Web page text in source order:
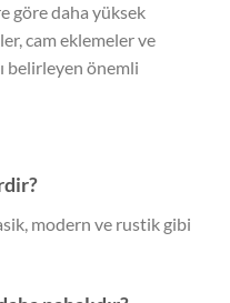
göre daha yüksek
cam eklemeler ve
belirleyen önemli
modern ve rustik gibi